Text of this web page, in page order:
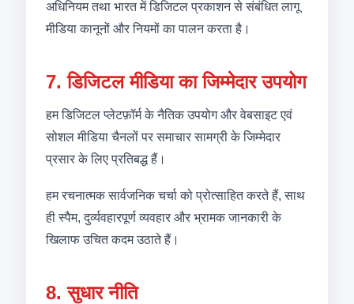
अधिनियम तथा भारत में डिजिटल प्रकाशन से संबंधित लागू
मीडिया कानूनों और नियमों का पालन करता है।
7. डिजिटल मीडिया का जिम्मेदार उपयोग
हम डिजिटल प्लेटफ़ॉर्म के नैतिक उपयोग और वेबसाइट एवं
सोशल मीडिया चैनलों पर समाचार सामग्री के जिम्मेदार
प्रसार के लिए प्रतिबद्ध हैं।
हम रचनात्मक सार्वजनिक चर्चा को प्रोत्साहित करते हैं, साथ
ही स्पैम, दुर्व्यवहारपूर्ण व्यवहार और भ्रामक जानकारी के
खिलाफ उचित कदम उठाते हैं।
8. सुधार नीति